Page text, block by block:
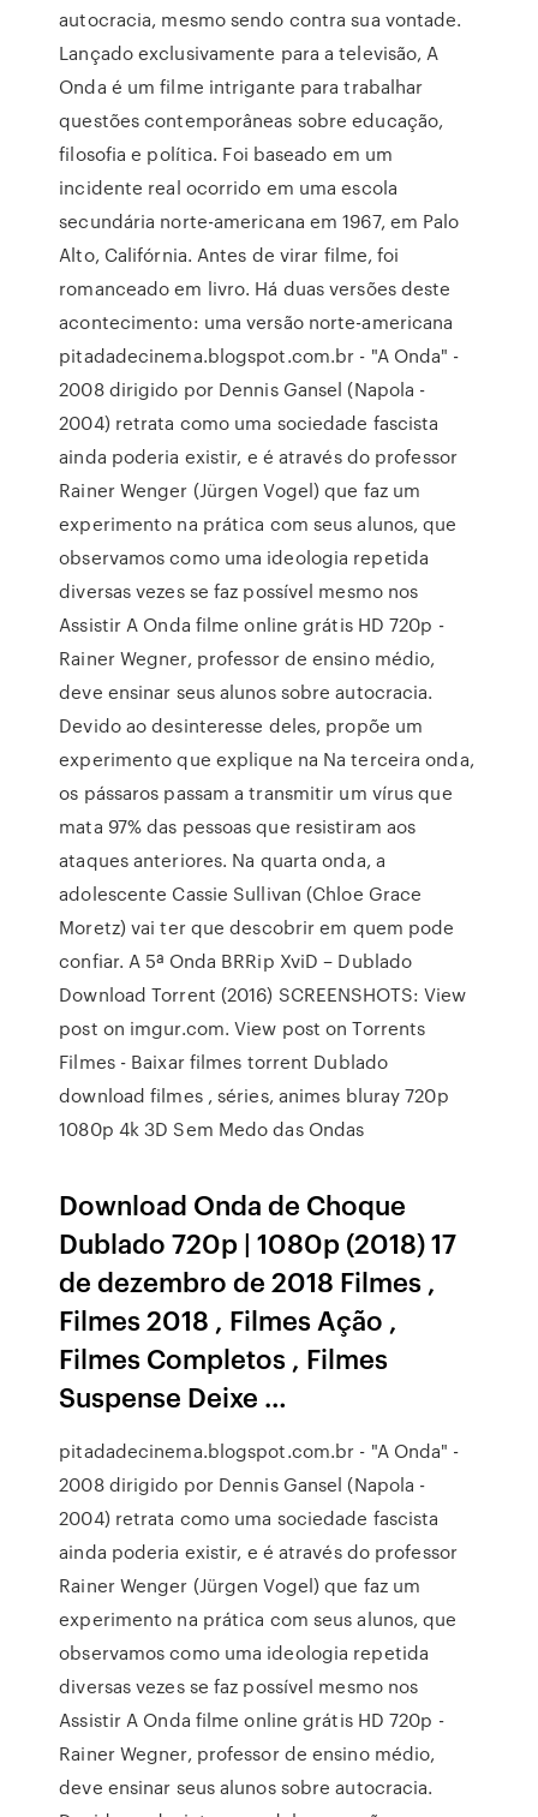
autocracia, mesmo sendo contra sua vontade.
Lançado exclusivamente para a televisão, A
Onda é um filme intrigante para trabalhar
questões contemporâneas sobre educação,
filosofia e política. Foi baseado em um
incidente real ocorrido em uma escola
secundária norte-americana em 1967, em Palo
Alto, Califórnia. Antes de virar filme, foi
romanceado em livro. Há duas versões deste
acontecimento: uma versão norte-americana
pitadadecinema.blogspot.com.br - "A Onda" -
2008 dirigido por Dennis Gansel (Napola -
2004) retrata como uma sociedade fascista
ainda poderia existir, e é através do professor
Rainer Wenger (Jürgen Vogel) que faz um
experimento na prática com seus alunos, que
observamos como uma ideologia repetida
diversas vezes se faz possível mesmo nos
Assistir A Onda filme online grátis HD 720p -
Rainer Wegner, professor de ensino médio,
deve ensinar seus alunos sobre autocracia.
Devido ao desinteresse deles, propõe um
experimento que explique na Na terceira onda,
os pássaros passam a transmitir um vírus que
mata 97% das pessoas que resistiram aos
ataques anteriores. Na quarta onda, a
adolescente Cassie Sullivan (Chloe Grace
Moretz) vai ter que descobrir em quem pode
confiar. A 5ª Onda BRRip XviD – Dublado
Download Torrent (2016) SCREENSHOTS: View
post on imgur.com. View post on Torrents
Filmes - Baixar filmes torrent Dublado
download filmes , séries, animes bluray 720p
1080p 4k 3D Sem Medo das Ondas
Download Onda de Choque
Dublado 720p | 1080p (2018) 17
de dezembro de 2018 Filmes ,
Filmes 2018 , Filmes Ação ,
Filmes Completos , Filmes
Suspense Deixe …
pitadadecinema.blogspot.com.br - "A Onda" -
2008 dirigido por Dennis Gansel (Napola -
2004) retrata como uma sociedade fascista
ainda poderia existir, e é através do professor
Rainer Wenger (Jürgen Vogel) que faz um
experimento na prática com seus alunos, que
observamos como uma ideologia repetida
diversas vezes se faz possível mesmo nos
Assistir A Onda filme online grátis HD 720p -
Rainer Wegner, professor de ensino médio,
deve ensinar seus alunos sobre autocracia.